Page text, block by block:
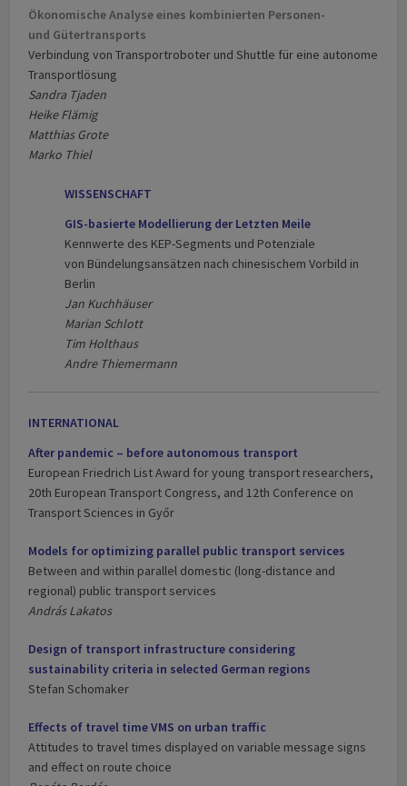
Ökonomische Analyse eines kombinierten Personen-
und Gütertransports
Verbindung von Transportroboter und Shuttle für eine autonome
Transportlösung
Sandra Tjaden
Heike Flämig
Matthias Grote
Marko Thiel
WISSENSCHAFT
GIS-basierte Modellierung der Letzten Meile
Kennwerte des KEP-Segments und Potenziale
von Bündelungsansätzen nach chinesischem Vorbild in
Berlin
Jan Kuchhäuser
Marian Schlott
Tim Holthaus
Andre Thiemermann
INTERNATIONAL
After pandemic – before autonomous transport
European Friedrich List Award for young transport researchers,
20th European Transport Congress, and 12th Conference on
Transport Sciences in Győr
Models for optimizing parallel public transport services
Between and within parallel domestic (long-distance and
regional) public transport services
András Lakatos
Design of transport infrastructure considering
sustainability criteria in selected German regions
Stefan Schomaker
Effects of travel time VMS on urban traffic
Attitudes to travel times displayed on variable message signs
and effect on route choice